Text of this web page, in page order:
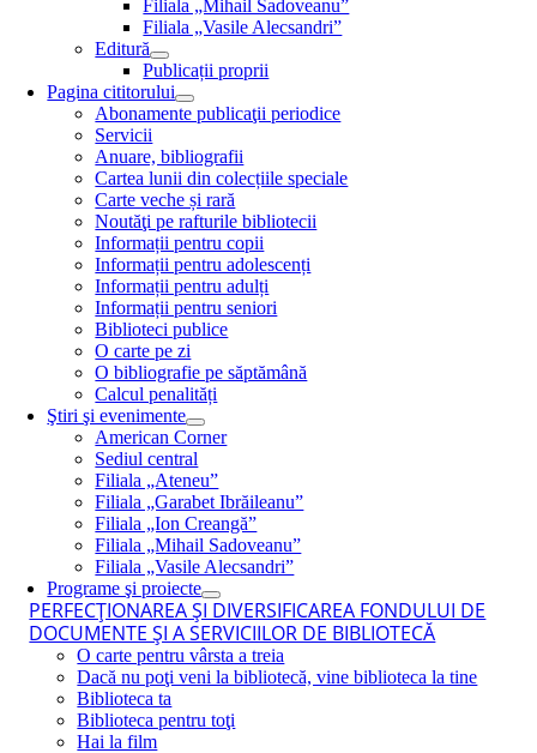
Filiala „Mihail Sadoveanu”
Filiala „Vasile Alecsandri”
Editură
Publicații proprii
Pagina cititorului
Abonamente publicaţii periodice
Servicii
Anuare, bibliografii
Cartea lunii din colecțiile speciale
Carte veche și rară
Noutăţi pe rafturile bibliotecii
Informații pentru copii
Informații pentru adolescenți
Informații pentru adulți
Informații pentru seniori
Biblioteci publice
O carte pe zi
O bibliografie pe săptămână
Calcul penalități
Ştiri şi evenimente
American Corner
Sediul central
Filiala „Ateneu”
Filiala „Garabet Ibrăileanu”
Filiala „Ion Creangă”
Filiala „Mihail Sadoveanu”
Filiala „Vasile Alecsandri”
Programe şi proiecte
PERFECŢIONAREA ŞI DIVERSIFICAREA FONDULUI DE
DOCUMENTE ŞI A SERVICIILOR DE BIBLIOTECĂ
O carte pentru vârsta a treia
Dacă nu poţi veni la bibliotecă, vine biblioteca la tine
Biblioteca ta
Biblioteca pentru toţi
Hai la film